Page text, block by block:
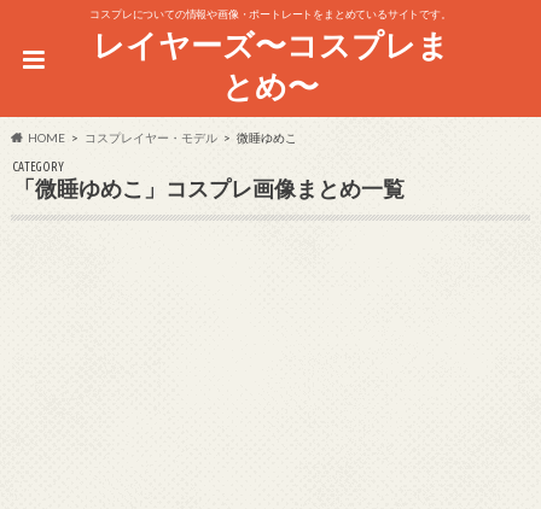
コスプレについての情報や画像・ポートレートをまとめているサイトです。
レイヤーズ〜コスプレま
とめ〜
HOME コスプレイヤー・モデル 微睡ゆめこ
CATEGORY
「微睡ゆめこ」コスプレ画像まとめ一覧